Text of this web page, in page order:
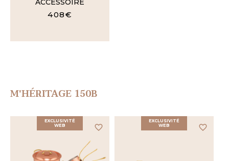
/ Inox
Inox
ACCESSOIRE
408€
M'HÉRITAGE 150B
favorite_border
EXCLUSIVITÉ
WEB
favorite_border
EXCLUSIVITÉ
WEB